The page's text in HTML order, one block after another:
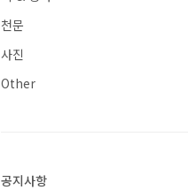
천문
사진
Other
공지사항